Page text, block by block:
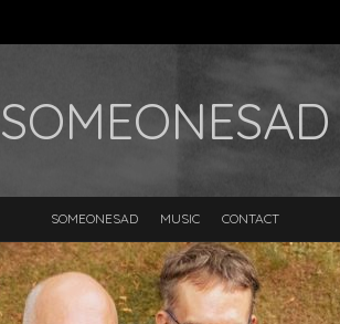
SOMEONESAD
SOMEONESAD MUSIC CONTACT